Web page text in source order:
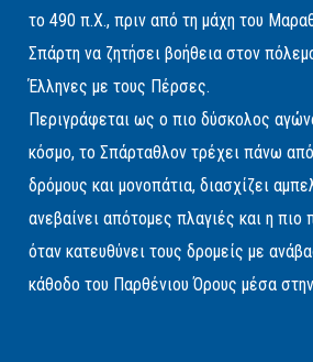
το 490 π.Χ., πριν από τη μάχη του
Σπάρτη να ζητήσει βοήθεια στον
Έλληνες με τους Πέρσες.
Περιγράφεται ως ο πιο δύσκολος
κόσμο, το Σπάρταθλον τρέχει πάνω
δρόμους και μονοπάτια, διασχίζει
ανεβαίνει απότομες πλαγιές και η πιο
όταν κατευθύνει τους δρομείς με
κάθοδο του Παρθένιου Όρους μέσα